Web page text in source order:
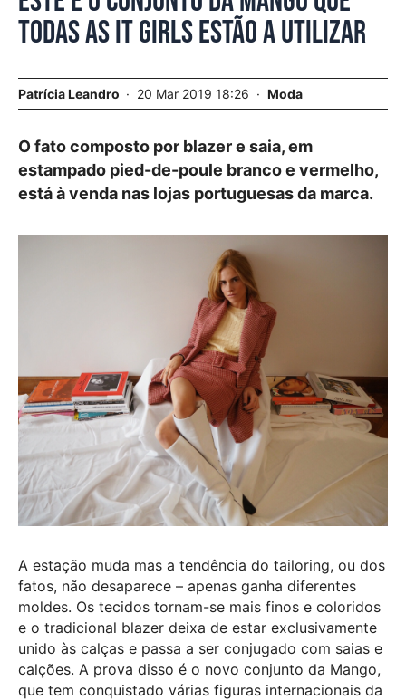
todas as it girls estão a utilizar
Patrícia Leandro 20 Mar 2019 18:26 Moda
O fato composto por blazer e saia, em
estampado pied-de-poule branco e vermelho,
está à venda nas lojas portuguesas da marca.
A estação muda mas a tendência do tailoring, ou dos
fatos, não desaparece – apenas ganha diferentes
moldes. Os tecidos tornam-se mais finos e coloridos
e o tradicional blazer deixa de estar exclusivamente
unido às calças e passa a ser conjugado com saias e
calções. A prova disso é o novo conjunto da Mango,
que tem conquistado várias figuras internacionais da